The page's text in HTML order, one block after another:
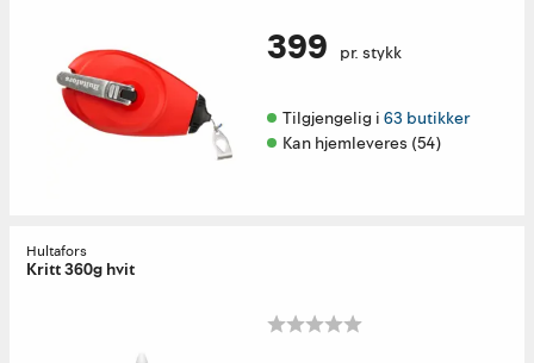
399 pr. stykk
Tilgjengelig i 63 butikker
Kan hjemleveres (54)
Hultafors
Kritt 360g hvit